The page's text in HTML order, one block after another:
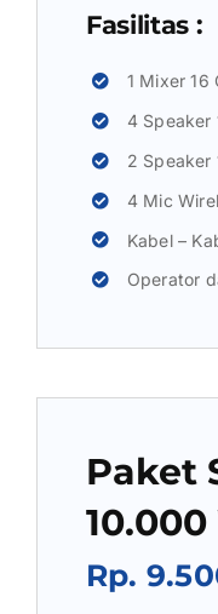
Fasilitas :
1 Mixer 16
4 Speaker
2 Speaker
4 Mic
Kabel –
Operator
Paket
Rp.